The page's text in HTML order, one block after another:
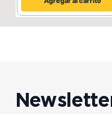
Suspensión
trasera